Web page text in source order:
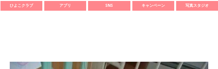
ひよこクラブ アプリ SNS キャンペーン 写真スタジオ